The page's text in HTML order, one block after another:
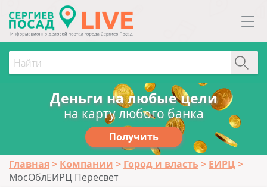
Деньги на любые цели
на карту любого банка
Получить
Главная Компании Город и власть
ЕИРЦ
МосОблЕИРЦ Пересвет